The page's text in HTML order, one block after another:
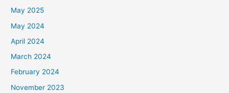
May 2025
May 2024
April 2024
March 2024
February 2024
November 2023